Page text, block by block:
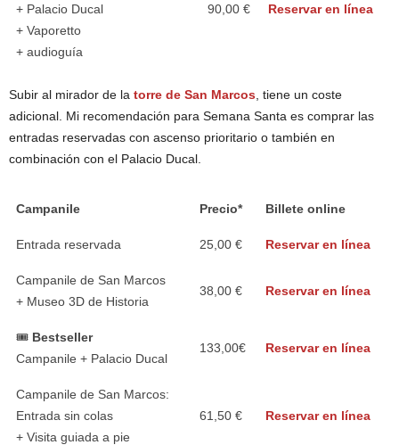
+ Palacio Ducal
+ Vaporetto
+ audioguía
90,00 € Reservar en línea
Subir al mirador de la torre de San Marcos , tiene un coste
adicional. Mi recomendación para Semana Santa es comprar las
entradas reservadas con ascenso prioritario o también en
combinación con el Palacio Ducal.
Campanile Precio* Billete online
Entrada reservada 25,00 € Reservar en línea
Campanile de San Marcos
+ Museo 3D de Historia
38,00 € Reservar en línea
🎟️ Bestseller
Campanile + Palacio Ducal
133,00€ Reservar en línea
Campanile de San Marcos:
Entrada sin colas
+ Visita guiada a pie
61,50 € Reservar en línea